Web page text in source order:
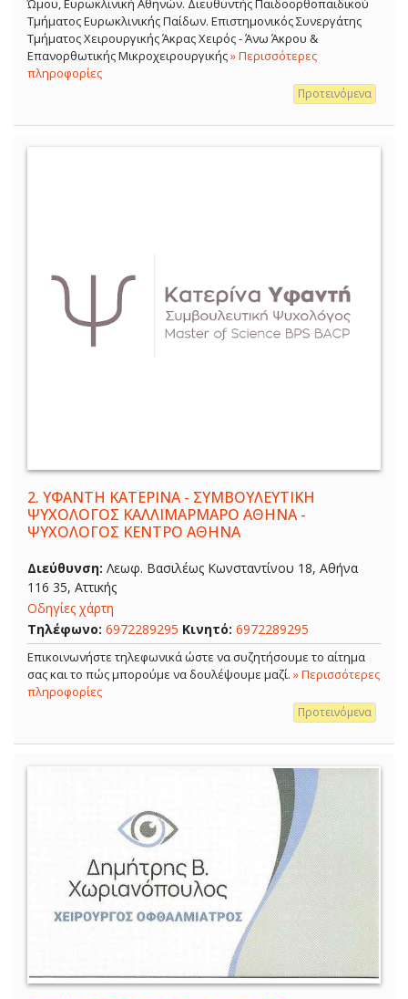
Ώμου, Ευρωκλινική Αθηνών. Διευθυντής Παιδοορθοπαιδικού
Τμήματος Ευρωκλινικής Παίδων. Επιστημονικός Συνεργάτης
Τμήματος Χειρουργικής Άκρας Χειρός - Άνω Άκρου &
Επανορθωτικής Μικροχειρουργικής» Περισσότερες
πληροφορίες
Προτεινόμενα
2. ΥΦΑΝΤΗ ΚΑΤΕΡΙΝΑ - ΣΥΜΒΟΥΛΕΥΤΙΚΗ
ΨΥΧΟΛΟΓΟΣ ΚΑΛΛΙΜΑΡΜΑΡΟ ΑΘΗΝΑ -
ΨΥΧΟΛΟΓΟΣ ΚΕΝΤΡΟ ΑΘΗΝΑ
Διεύθυνση: Λεωφ. Βασιλέως Κωνσταντίνου 18, Αθήνα
116 35, Αττικής
Οδηγίες χάρτη
Τηλέφωνο: 6972289295 Κινητό: 6972289295
Επικοινωνήστε τηλεφωνικά ώστε να συζητήσουμε το αίτημα
σας και το πώς μπορούμε να δουλέψουμε μαζί. » Περισσότερες
πληροφορίες
Προτεινόμενα